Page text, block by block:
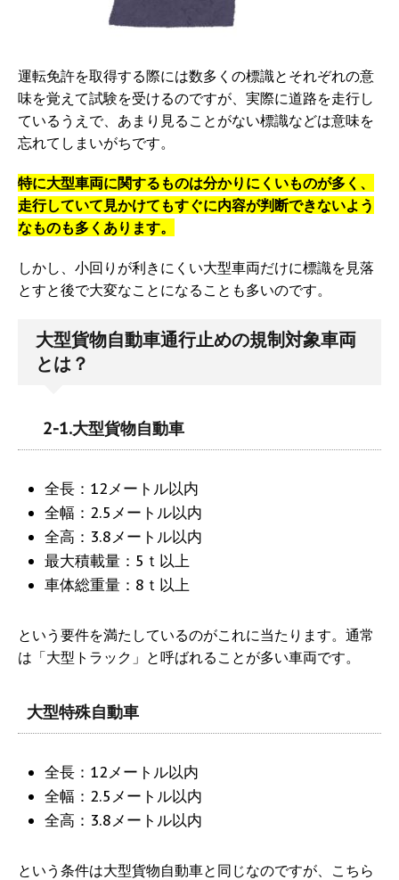
運転免許を取得する際には数多くの標識とそれぞれの意
味を覚えて試験を受けるのですが、実際に道路を走行し
ているうえで、あまり見ることがない標識などは意味を
忘れてしまいがちです。
特に大型車両に関するものは分かりにくいものが多く、
走行していて見かけてもすぐに内容が判断できないよう
なものも多くあります。
しかし、小回りが利きにくい大型車両だけに標識を見落
とすと後で大変なことになることも多いのです。
大型貨物自動車通行止めの規制対象車両
とは？
2-1.大型貨物自動車
全長：12メートル以内
全幅：2.5メートル以内
全高：3.8メートル以内
最大積載量：5ｔ以上
車体総重量：8ｔ以上
という要件を満たしているのがこれに当たります。通常
は「大型トラック」と呼ばれることが多い車両です。
大型特殊自動車
全長：12メートル以内
全幅：2.5メートル以内
全高：3.8メートル以内
という条件は大型貨物自動車と同じなのですが、こちら